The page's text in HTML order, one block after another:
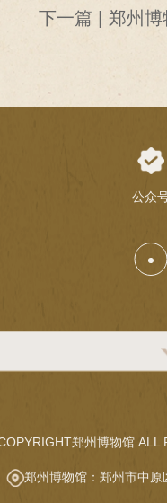
下一篇 |
郑州博
公众
郑州博物馆.ALL
郑州博物馆：郑州市中原